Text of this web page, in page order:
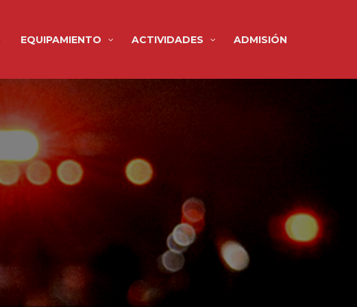
EQUIPAMIENTO ACTIVIDADES ADMISIÓN